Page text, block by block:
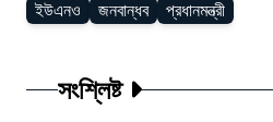
ইউএনও জনবান্ধব প্রধানমন্ত্রী
সংশ্লিষ্ট